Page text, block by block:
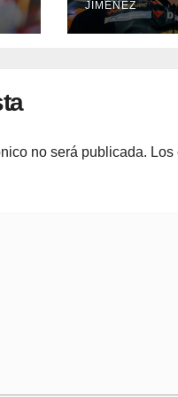
corres,
JIMÉNEZ
no será publicada.